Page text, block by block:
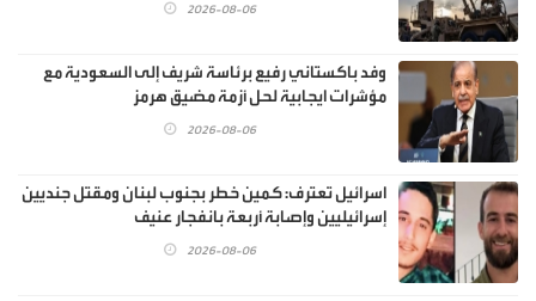
2026-08-06
وفد باكستاني رفيع برئاسة شريف إلى السعودية مع
مؤشرات ايجابية لحل أزمة مضيق هرمز
2026-08-06
اسرائيل تعترف: كمين خطر بجنوب لبنان ومقتل جنديين
إسرائيليين وإصابة أربعة بانفجار عنيف
2026-08-06